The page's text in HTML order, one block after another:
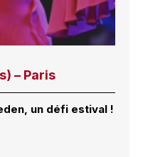
– Paris
un défi estival !